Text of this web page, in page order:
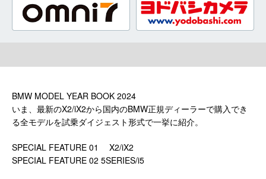
BMW MODEL YEAR BOOK 2024
いま、最新のX2/iX2から国内のBMW正規ディーラーで購入でき
る全モデルを試乗ダイジェスト形式で一挙に紹介。
SPECIAL FEATURE 01 X2/iX2
SPECIAL FEATURE 02 5SERIES/i5